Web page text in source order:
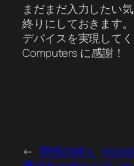
まだまだ入力したい
終りにしておきます
デバイスを実現して
Computers に感謝！
← 理想の持ち